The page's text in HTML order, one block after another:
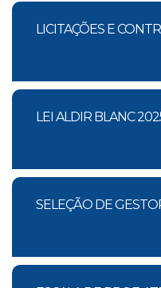
LICITAÇÕES E
LEI ALDIR BLANC
SELEÇÃO DE